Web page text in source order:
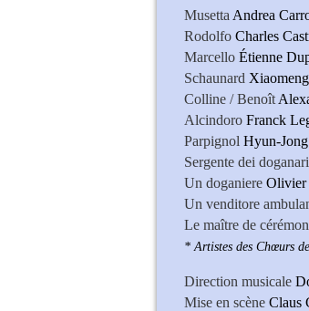
Musetta Andrea
Rodolfo Charles
Marcello Étienne
Schaunard
Colline / Benoît
Alcindoro Franck
Parpignol Hyun-
Sergente dei
Un doganiere Olivier
Un venditore
Le maître de
* Artistes des Chœurs
Direction musicale
Mise en scène Claus